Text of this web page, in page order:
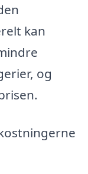
kan
og